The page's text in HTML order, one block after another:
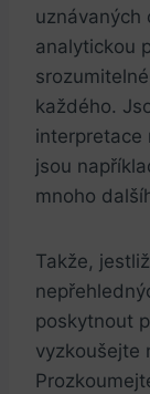
⁢uznávaných
analytickou
každého.
interpretace
jsou
mnoho
Takže,‌
poskytnout
vyzkoušejte